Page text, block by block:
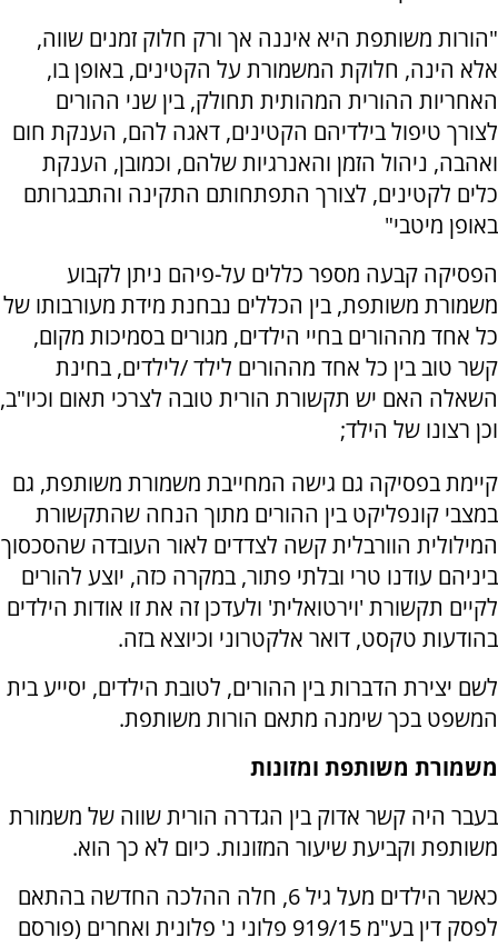
"הורות משותפת היא איננה אך ורק חלוק זמנים שווה,
אלא הינה, חלוקת המשמורת על הקטינים, באופן בו,
האחריות ההורית המהותית תחולק, בין שני ההורים
לצורך טיפול בילדיהם הקטינים, דאגה להם, הענקת חום
ואהבה, ניהול הזמן והאנרגיות שלהם, וכמובן, הענקת
כלים לקטינים, לצורך התפתחותם התקינה והתבגרותם
באופן מיטבי"
הפסיקה קבעה מספר כללים על-פיהם ניתן לקבוע
משמורת משותפת, בין הכללים נבחנת מידת מעורבותו של
כל אחד מההורים בחיי הילדים, מגורים בסמיכות מקום,
קשר טוב בין כל אחד מההורים לילד /לילדים, בחינת
השאלה האם יש תקשורת הורית טובה לצרכי תאום וכיו"ב,
וכן רצונו של הילד;
קיימת בפסיקה גם גישה המחייבת משמורת משותפת, גם
במצבי קונפליקט בין ההורים מתוך הנחה שהתקשורת
המילולית הוורבלית קשה לצדדים לאור העובדה שהסכסוך
ביניהם עודנו טרי ובלתי פתור, במקרה כזה, יוצע להורים
לקיים תקשורת 'וירטואלית' ולעדכן זה את זו אודות הילדים
בהודעות טקסט, דואר אלקטרוני וכיוצא בזה.
לשם יצירת הדברות בין ההורים, לטובת הילדים, יסייע בית
המשפט בכך שימנה מתאם הורות משותפת.
משמורת משותפת ומזונות
בעבר היה קשר אדוק בין הגדרה הורית שווה של משמורת
משותפת וקביעת שיעור המזונות. כיום לא כך הוא.
כאשר הילדים מעל גיל 6, חלה ההלכה החדשה בהתאם
לפסק דין בע"מ 919/15 פלוני נ' פלונית ואחרים (פורסם